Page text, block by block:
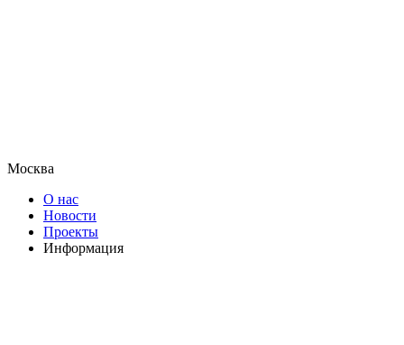
Москва
О нас
Новости
Проекты
Информация